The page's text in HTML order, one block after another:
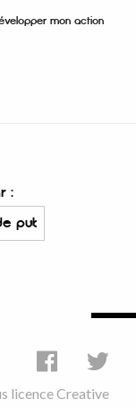
mon action
:
licenceCreative